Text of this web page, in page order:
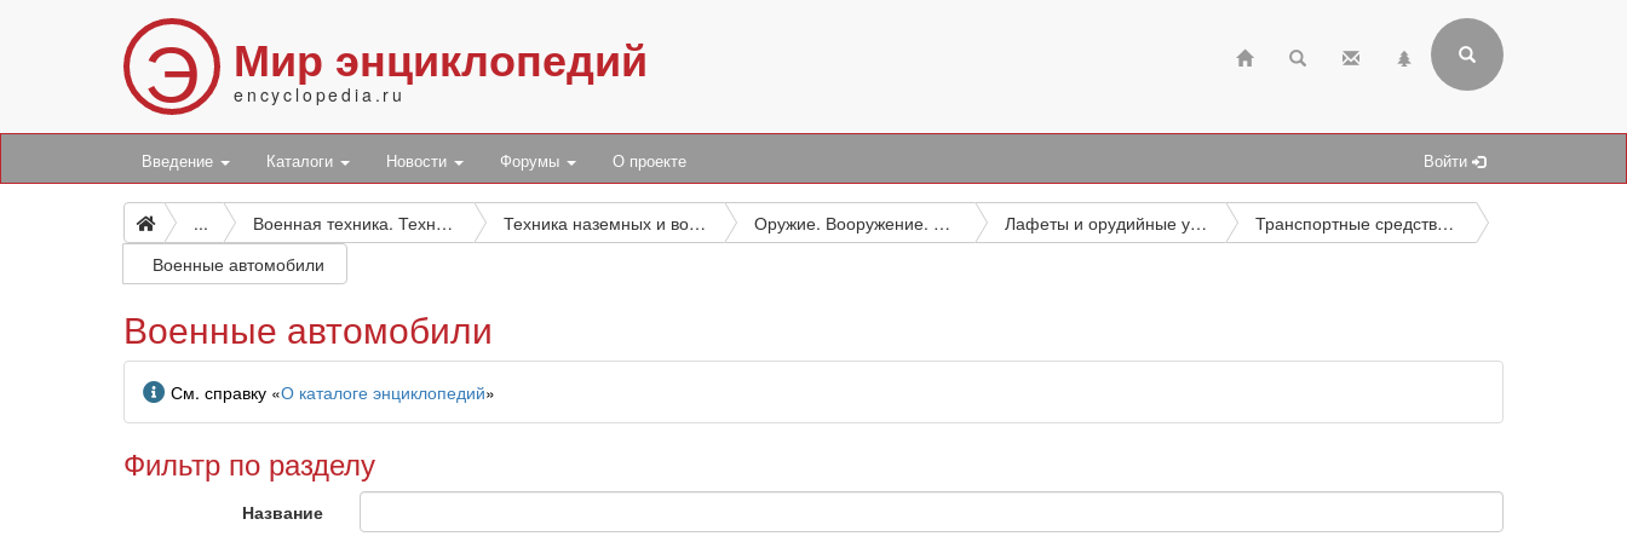
Э Мир энциклопедий
encyclopedia.ru
Введение Каталоги Новости Форумы О проекте Войти
... Военная техника. Техника наземных и воздушных вооруженных сил. Техника военно-морского флота Техника наземных и воздушных вооруженных сил. Вооружение Оружие. Вооружение. Артиллерийско-техническое имущество. Бронированные машины и специальные средства транспорта. Стрелковое оружие. Личное оружие. Боеприпасы и боевые отравляющие вещества Лафеты и орудийные установки. Военные транспортные средства
Транспортные средства обслуживания, перевозок и снабжения
Военные автомобили
Военные автомобили
Информация
См. справку «О каталоге энциклопедий»
Фильтр по разделу
Название